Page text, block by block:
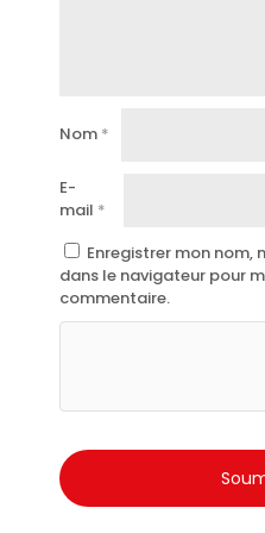
La qualité Malizia,
Nom *
E-
mail *
Enregistrer mon nom,
dans le navigateur pour
commentaire.